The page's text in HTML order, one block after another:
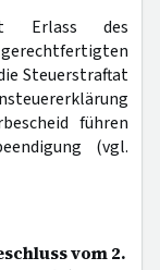
des
gerechtfertigten
Steuerstraftat
führen
(vgl.
vom 2.